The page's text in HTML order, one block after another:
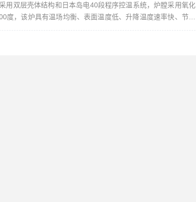
用双层壳体结构和日本岛电40段程序控温系统，炉膛采用氧化
，该炉具有温场均衡、表面温度低、升降温度速率快、节能
。控温仪表： 日本岛电（具有超温、过温、断偶保护...